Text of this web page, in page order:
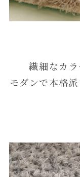
繊細なカ
モダンで本格